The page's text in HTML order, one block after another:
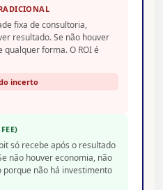
fixa de consultoria,
resultado. Se não houver
qualquer forma. O ROI é
incerto
só recebe após o resultado
não houver economia, não
porque não há investimento